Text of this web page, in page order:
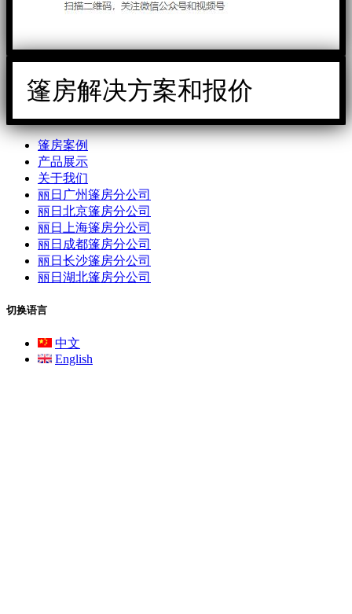
篷房解决方案和报价
篷房案例
产品展示
关于我们
丽日广州篷房分公司
丽日北京篷房分公司
丽日上海篷房分公司
丽日成都篷房分公司
丽日长沙篷房分公司
丽日湖北篷房分公司
切换语言
中文
English